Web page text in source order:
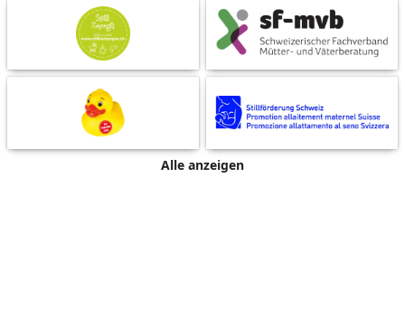
Alle anzeigen